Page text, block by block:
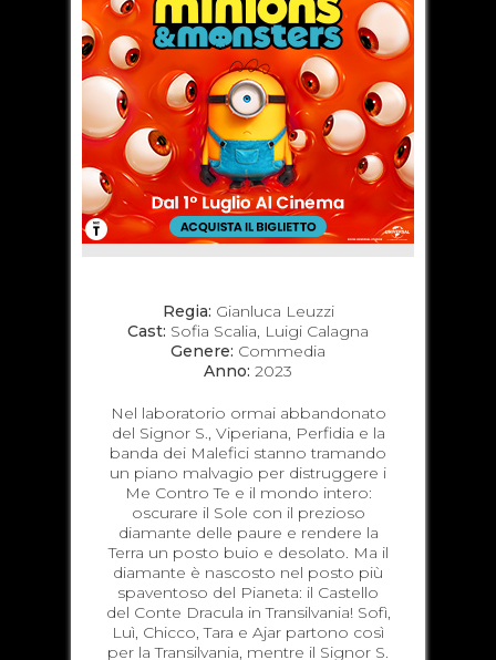
Regia: Gianluca Leuzzi
Cast: Sofia Scalia, Luigi Calagna
Genere: Commedia
Anno: 2023
Nel laboratorio ormai abbandonato
del Signor S., Viperiana, Perfidia e la
banda dei Malefici stanno tramando
un piano malvagio per distruggere i
Me Contro Te e il mondo intero:
oscurare il Sole con il prezioso
diamante delle paure e rendere la
Terra un posto buio e desolato. Ma il
diamante è nascosto nel posto più
spaventoso del Pianeta: il Castello
del Conte Dracula in Transilvania! Sofì,
Luì, Chicco, Tara e Ajar partono così
per la Transilvania, mentre il Signor S.